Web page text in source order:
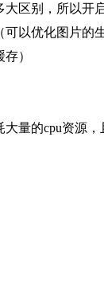
大区别，所以开
可以优化图片的
）
大量的cpu资源，